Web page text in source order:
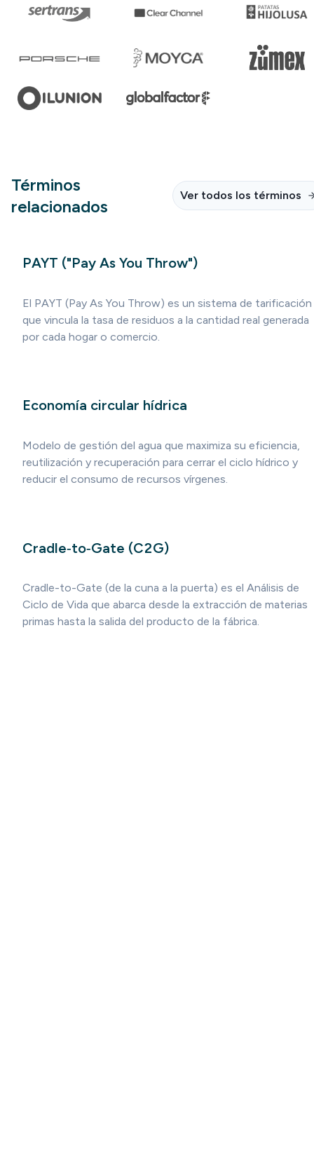
Términos
relacionados
Ver todos los términos
PAYT ("Pay As You Throw")
El PAYT (Pay As You Throw) es un sistema de tarificación
que vincula la tasa de residuos a la cantidad real generada
por cada hogar o comercio.
Economía circular hídrica
Modelo de gestión del agua que maximiza su eficiencia,
reutilización y recuperación para cerrar el ciclo hídrico y
reducir el consumo de recursos vírgenes.
Cradle‑to‑Gate (C2G)
Cradle-to-Gate (de la cuna a la puerta) es el Análisis de
Ciclo de Vida que abarca desde la extracción de materias
primas hasta la salida del producto de la fábrica.